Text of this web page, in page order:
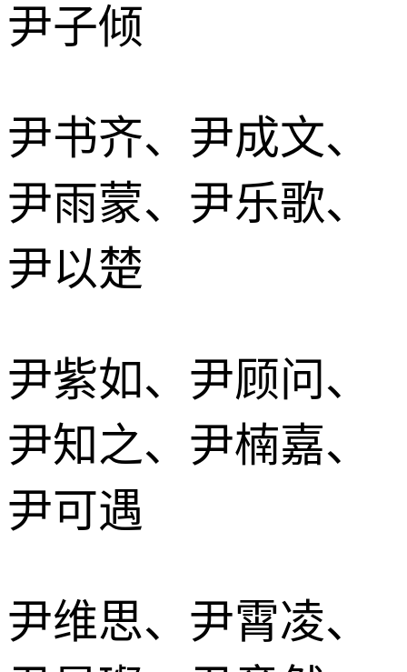
尹子倾
尹书齐、尹成文、
尹雨蒙、尹乐歌、
尹以楚
尹紫如、尹顾问、
尹知之、尹楠嘉、
尹可遇
尹维思、尹霄凌、